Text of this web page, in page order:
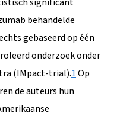
behandelde
gebaseerd op één
onderzoek onder
(IMpact-trial).1Op
de auteurs hun